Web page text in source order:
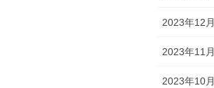
2023年12月
2023年11月
2023年10月